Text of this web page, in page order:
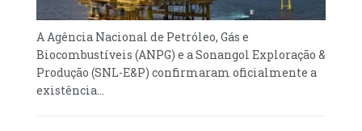
A Agência Nacional de Petróleo, Gás e
Biocombustíveis (ANPG) e a Sonangol Exploração &
Produção (SNL-E&P) confirmaram oficialmente a
existência...